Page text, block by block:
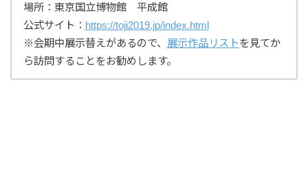
場所：東京国立博物館 平成館
公式サイト： https://toji2019.jp/index.html
※会期中展示替えがあるので、 展示作品リストを見てか
ら訪問することをお勧めします。